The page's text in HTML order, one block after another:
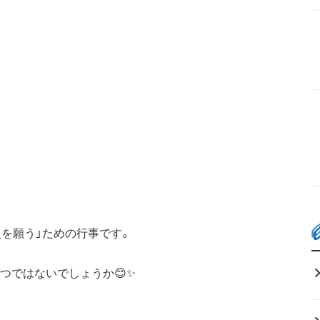
願う」ための行事です。
ではないでしょうか😊✨